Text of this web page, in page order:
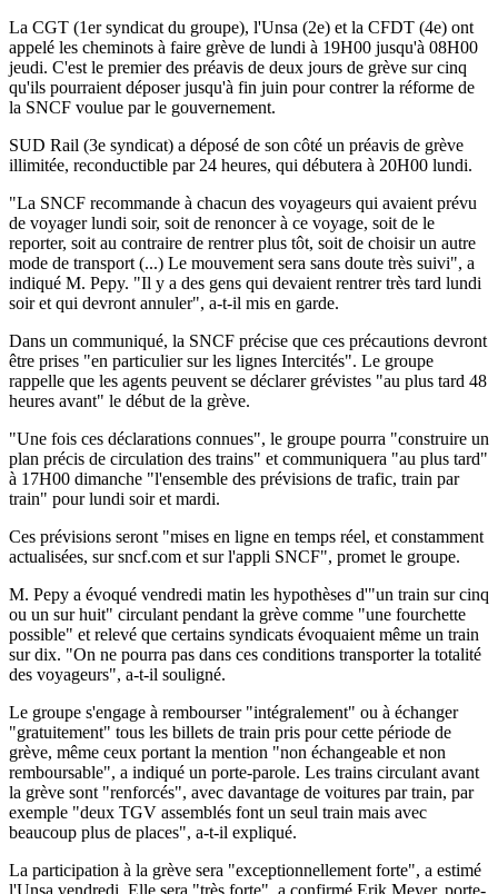
La CGT (1er syndicat du groupe), l'Unsa (2e) et la CFDT (4e) ont
appelé les cheminots à faire grève de lundi à 19H00 jusqu'à 08H00
jeudi. C'est le premier des préavis de deux jours de grève sur cinq
qu'ils pourraient déposer jusqu'à fin juin pour contrer la réforme de
la SNCF voulue par le gouvernement.
SUD Rail (3e syndicat) a déposé de son côté un préavis de grève
illimitée, reconductible par 24 heures, qui débutera à 20H00 lundi.
"La SNCF recommande à chacun des voyageurs qui avaient prévu
de voyager lundi soir, soit de renoncer à ce voyage, soit de le
reporter, soit au contraire de rentrer plus tôt, soit de choisir un autre
mode de transport (...) Le mouvement sera sans doute très suivi", a
indiqué M. Pepy. "Il y a des gens qui devaient rentrer très tard lundi
soir et qui devront annuler", a-t-il mis en garde.
Dans un communiqué, la SNCF précise que ces précautions devront
être prises "en particulier sur les lignes Intercités". Le groupe
rappelle que les agents peuvent se déclarer grévistes "au plus tard 48
heures avant" le début de la grève.
"Une fois ces déclarations connues", le groupe pourra "construire un
plan précis de circulation des trains" et communiquera "au plus tard"
à 17H00 dimanche "l'ensemble des prévisions de trafic, train par
train" pour lundi soir et mardi.
Ces prévisions seront "mises en ligne en temps réel, et constamment
actualisées, sur sncf.com et sur l'appli SNCF", promet le groupe.
M. Pepy a évoqué vendredi matin les hypothèses d'"un train sur cinq
ou un sur huit" circulant pendant la grève comme "une fourchette
possible" et relevé que certains syndicats évoquaient même un train
sur dix. "On ne pourra pas dans ces conditions transporter la totalité
des voyageurs", a-t-il souligné.
Le groupe s'engage à rembourser "intégralement" ou à échanger
"gratuitement" tous les billets de train pris pour cette période de
grève, même ceux portant la mention "non échangeable et non
remboursable", a indiqué un porte-parole. Les trains circulant avant
la grève sont "renforcés", avec davantage de voitures par train, par
exemple "deux TGV assemblés font un seul train mais avec
beaucoup plus de places", a-t-il expliqué.
La participation à la grève sera "exceptionnellement forte", a estimé
l'Unsa vendredi. Elle sera "très forte", a confirmé Erik Meyer, porte-